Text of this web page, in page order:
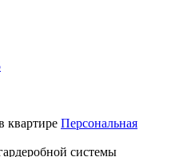
Персональная